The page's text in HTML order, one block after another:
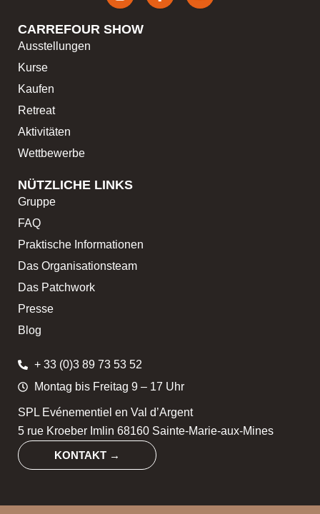
CARREFOUR SHOW
Ausstellungen
Kurse
Kaufen
Retreat
Aktivitäten
Wettbewerbe
NÜTZLICHE LINKS
Gruppe
FAQ
Praktische Informationen
Das Organisationsteam
Das Patchwork
Presse
Blog
+ 33 (0)3 89 73 53 52
Montag bis Freitag 9 – 17 Uhr
SPL Evénementiel en Val d’Argent
5 rue Kroeber Imlin 68160 Sainte-Marie-aux-Mines
KONTAKT →